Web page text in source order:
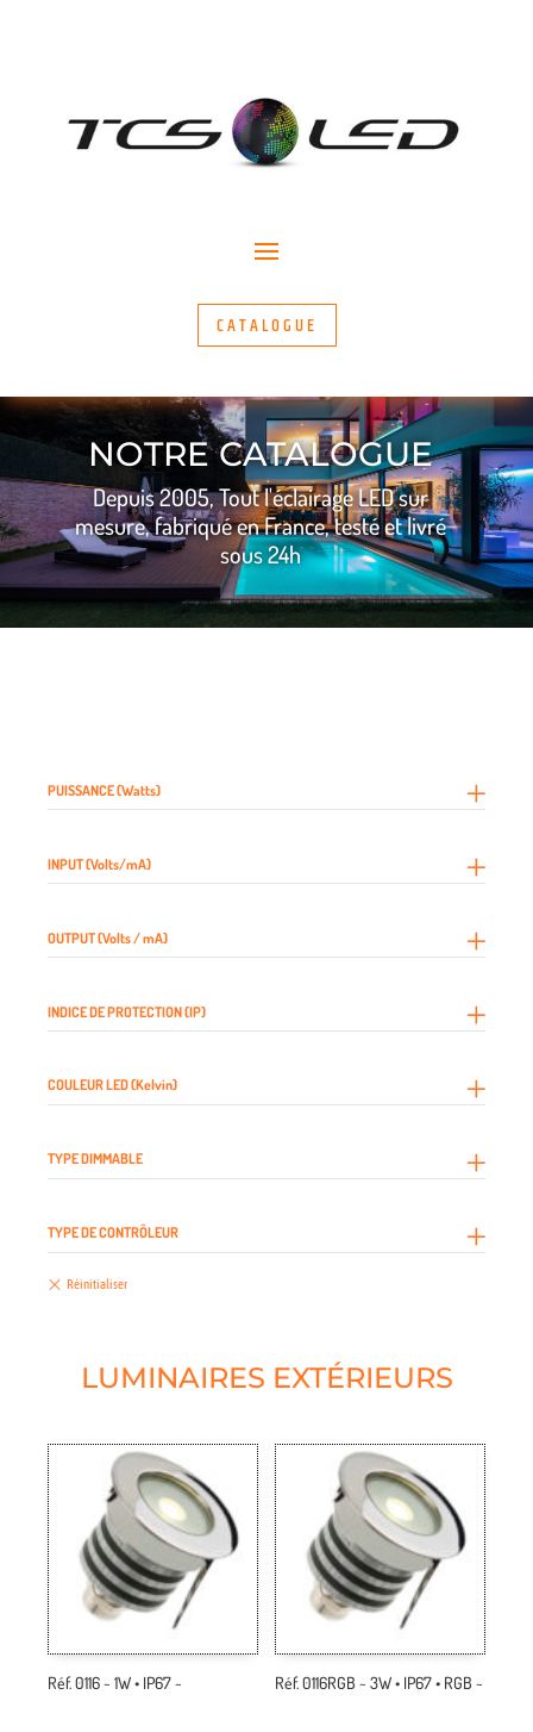
CATALOGUE
NOTRE CATALOGUE
Depuis 2005, Tout l'éclairage LED sur
mesure, fabriqué en France, testé et livré
sous 24h
PUISSANCE (Watts)
INPUT (Volts/mA)
OUTPUT (Volts / mA)
INDICE DE PROTECTION (IP)
COULEUR LED (Kelvin)
TYPE DIMMABLE
TYPE DE CONTRÔLEUR
LUMINAIRES EXTÉRIEURS
Réf. 0116 ~ 1W • IP67 ~ Réf. 0116RGB ~ 3W • IP67 • RGB ~